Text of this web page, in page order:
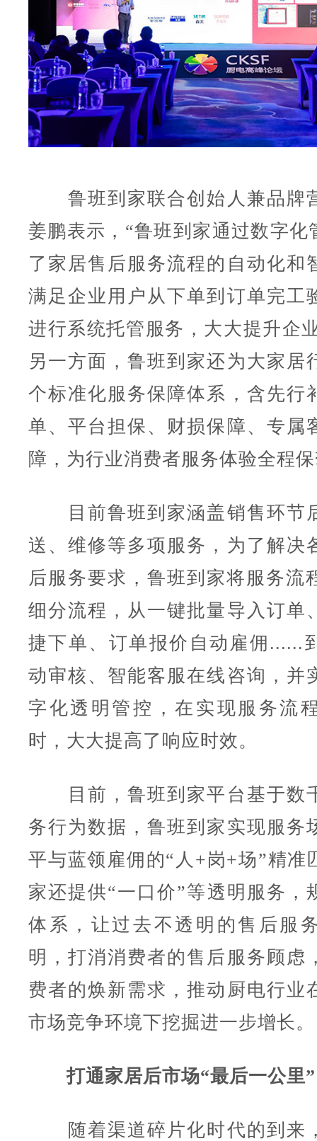
鲁班到家联合创始人兼品牌
姜鹏表示，“鲁班到家通过数字化
了家居售后服务流程的自动化和
满足企业用户从下单到订单完工
进行系统托管服务，大大提升企
另一方面，鲁班到家还为大家居
个标准化服务保障体系，含先行
单、平台担保、财损保障、专属
障，为行业消费者服务体验全程
目前鲁班到家涵盖销售环节
送、维修等多项服务，为了解决
后服务要求，鲁班到家将服务流
细分流程，从一键批量导入订单
捷下单、订单报价自动雇佣......
动审核、智能客服在线咨询，并
字化透明管控，在实现服务流
时，大大提高了响应时效。
目前，鲁班到家平台基于数
务行为数据，鲁班到家实现服务
平与蓝领雇佣的“人+岗+场”精准
家还提供“一口价”等透明服务，
体系，让过去不透明的售后服
明，打消消费者的售后服务顾虑
费者的焕新需求，推动厨电行业
市场竞争环境下挖掘进一步增长。
打通家居后市场“最后一公里”
随着渠道碎片化时代的到来